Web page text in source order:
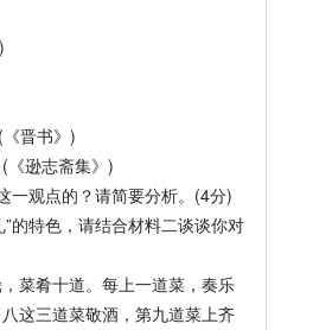
晋书》)
逊志斋集》)
观点的？请简要分析。(4分)
特色，请结合材料二谈谈你对
菜肴十道。每上一道菜，奏乐
这三道菜敬酒，第九道菜上齐